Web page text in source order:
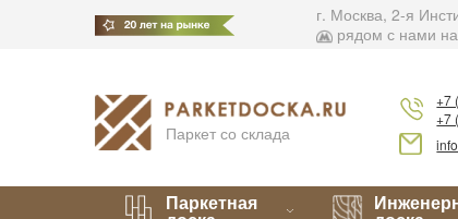
г. Москва, 2-я
рядом с нами
Паркет со склада
+7
+7
Паркетная